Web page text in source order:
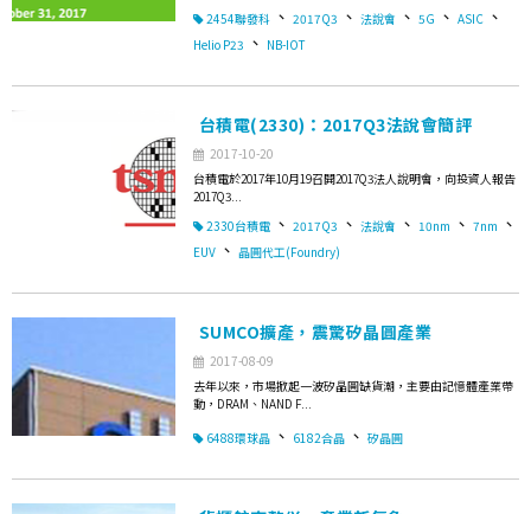
2454聯發科 、 2017Q3 、 法說會 、 5G 、 ASIC 、
Helio P23 、 NB-IOT
台積電(2330)：2017Q3法說會簡評
2017-10-20
台積電於2017年10月19召開2017Q3法人說明會，向投資人報告
2017Q3...
2330台積電 、 2017Q3 、 法說會 、 10nm 、 7nm 、
EUV 、 晶圓代工(Foundry)
SUMCO擴產，震驚矽晶圓產業
2017-08-09
去年以來，市場掀起一波矽晶圓缺貨潮，主要由記憶體產業帶
動，DRAM、NAND F...
6488環球晶 、 6182合晶 、 矽晶圓